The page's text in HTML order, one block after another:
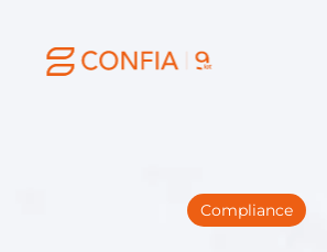
Compliance